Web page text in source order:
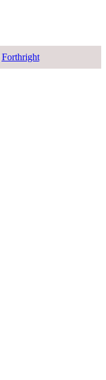
Forthright